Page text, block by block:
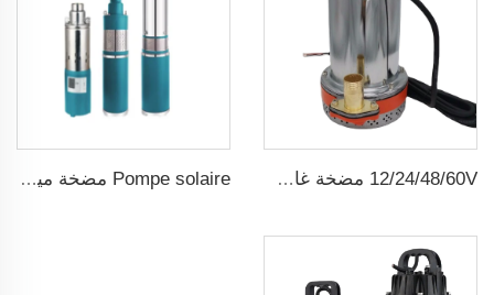
12/24/48/60V مضخة غاطسة شمسية صغيرة dc ذات فرشاة Pompe solaire مضخة مياه شمسية